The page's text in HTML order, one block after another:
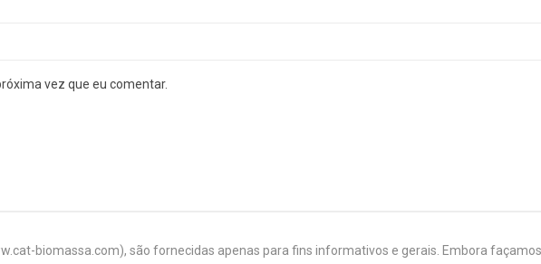
vez que eu comentar.
biomassa.com), são fornecidas apenas para fins informativos e gerais. Embora